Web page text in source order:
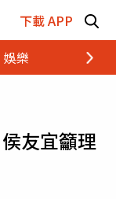
下載 APP
娛樂 財經
友宜籲理